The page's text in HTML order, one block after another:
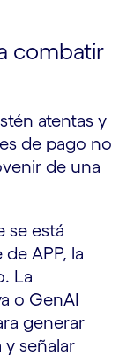
combatir
atentas y
de pago no
de una
se está
APP, la
La
o GenAI
generar
señalar